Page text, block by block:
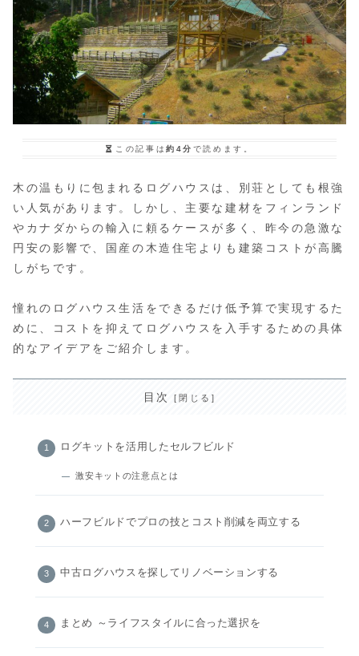
この記事は約4分 で読めます。
木の温もりに包まれるログハウスは、別荘としても根強
い人気があります。しかし、主要な建材をフィンランド
やカナダからの輸入に頼るケースが多く、昨今の急激な
円安の影響で、国産の木造住宅よりも建築コストが高騰
しがちです。
憧れのログハウス生活をできるだけ低予算で実現するた
めに、コストを抑えてログハウスを入手するための具体
的なアイデアをご紹介します。
目次
ログキットを活用したセルフビルド
激安キットの注意点とは
ハーフビルドでプロの技とコスト削減を両立する
中古ログハウスを探してリノベーションする
まとめ ～ライフスタイルに合った選択を